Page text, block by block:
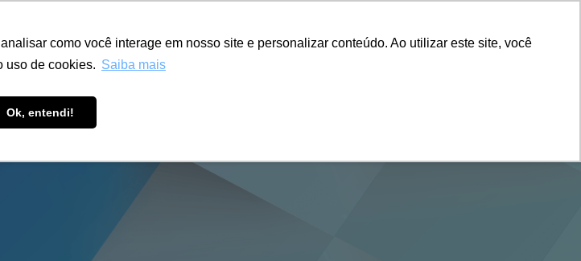
como você interage em nosso site e personalizar conteúdo. Ao utilizar este site, você
uso de cookies. Saiba mais
Ok, entendi!
EXTENSÃO PESQUISA